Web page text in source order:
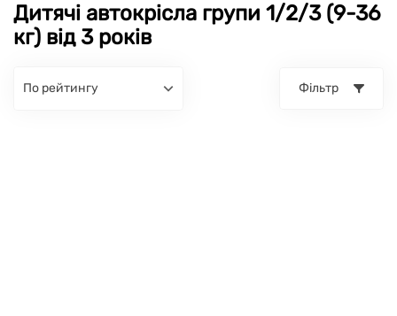
Дитячі автокрісла групи 1/2/3 (9-36
кг) від 3 років
по рейтингу Фільтр